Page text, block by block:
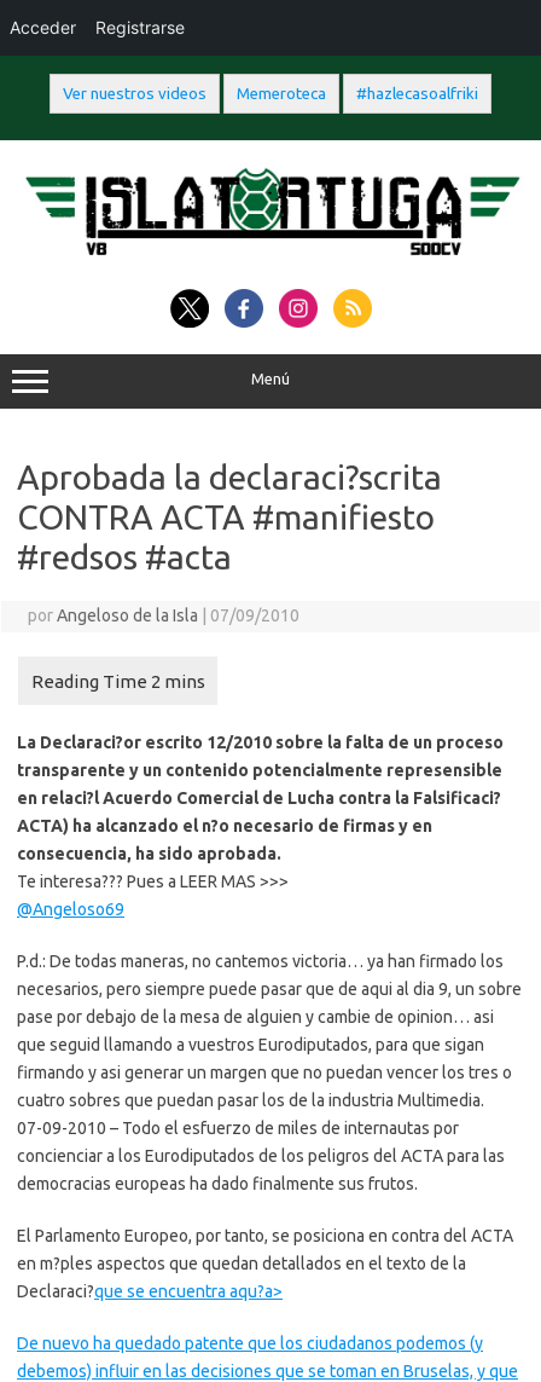
Ver nuestros videos Memeroteca #hazlecasoalfriki
contenido
Menú
Aprobada la declaraci?scrita
CONTRA ACTA #manifiesto
#redsos #acta
porAngeloso de la Isla 07/09/2010
La Declaraci?or escrito 12/2010 sobre la falta de un proceso
transparente y un contenido potencialmente represensible
en relaci?l Acuerdo Comercial de Lucha contra la Falsificaci?
ACTA) ha alcanzado el n?o necesario de firmas y en
consecuencia, ha sido aprobada.
Te interesa??? Pues a LEER MAS >>>
@Angeloso69
P.d.: De todas maneras, no cantemos victoria… ya han firmado los
necesarios, pero siempre puede pasar que de aqui al dia 9, un sobre
pase por debajo de la mesa de alguien y cambie de opinion… asi
que seguid llamando a vuestros Eurodiputados, para que sigan
firmando y asi generar un margen que no puedan vencer los tres o
cuatro sobres que puedan pasar los de la industria Multimedia.
07-09-2010 – Todo el esfuerzo de miles de internautas por
concienciar a los Eurodiputados de los peligros del ACTA para las
democracias europeas ha dado finalmente sus frutos.
El Parlamento Europeo, por tanto, se posiciona en contra del ACTA
en m?ples aspectos que quedan detallados en el texto de la
Declaraci?que se encuentra aqu?a>
De nuevo ha quedado patente que los ciudadanos podemos (y
debemos) influir en las decisiones que se toman en Bruselas, y que
Acceder Registrarse